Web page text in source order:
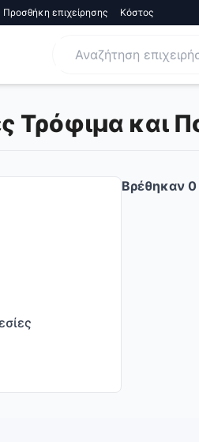
Προσθήκη επιχείρησης Κόστος
Τρόφιμα και
Βρέθηκαν 0